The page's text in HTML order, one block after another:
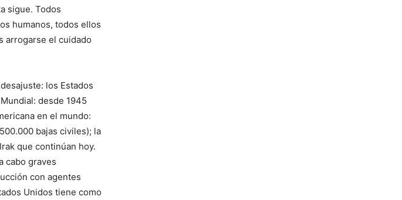
sigue. Todos
humanos, todos ellos
arrogarse el cuidado
los Estados
desde 1945
en el mundo:
bajas civiles); la
que continúan hoy.
cabo graves
con agentes
Unidos tiene como